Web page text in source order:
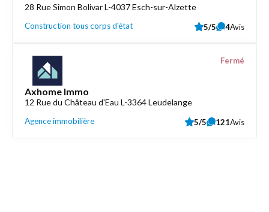
28 Rue Simon Bolivar L-4037 Esch-sur-Alzette
Construction tous corps d'état 5/5 4Avis
Axhome Immo
12 Rue du Château d'Eau L-3364 Leudelange
Agence immobilière
Fermé
5/5 121Avis